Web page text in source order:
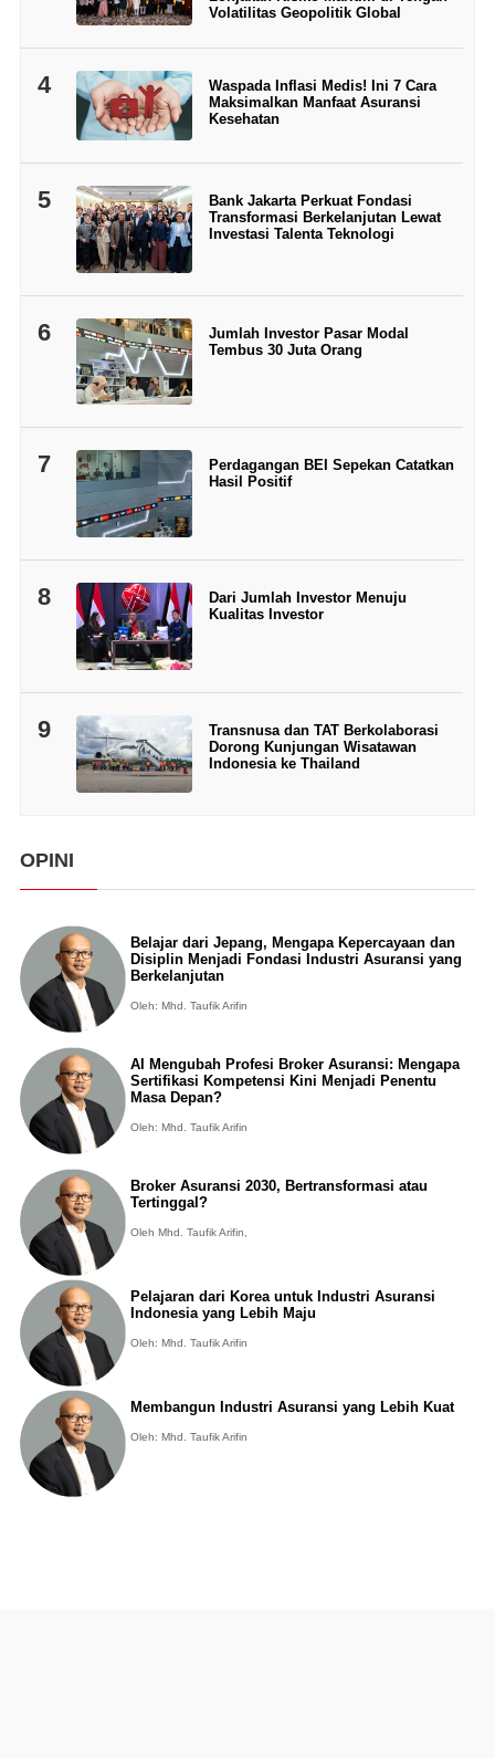
Volatilitas Geopolitik Global
4
Waspada Inflasi Medis! Ini 7 Cara
Maksimalkan Manfaat Asuransi
Kesehatan
5
Bank Jakarta Perkuat Fondasi
Transformasi Berkelanjutan Lewat
Investasi Talenta Teknologi
6
Jumlah Investor Pasar Modal
Tembus 30 Juta Orang
7
Perdagangan BEI Sepekan Catatkan
Hasil Positif
8
Dari Jumlah Investor Menuju
Kualitas Investor
9
Transnusa dan TAT Berkolaborasi
Dorong Kunjungan Wisatawan
Indonesia ke Thailand
OPINI
Belajar dari Jepang, Mengapa Kepercayaan dan
Disiplin Menjadi Fondasi Industri Asuransi yang
Berkelanjutan
Oleh: Mhd. Taufik Arifin
AI Mengubah Profesi Broker Asuransi: Mengapa
Sertifikasi Kompetensi Kini Menjadi Penentu
Masa Depan?
Oleh: Mhd. Taufik Arifin
Broker Asuransi 2030, Bertransformasi atau
Tertinggal?
Oleh Mhd. Taufik Arifin,
Pelajaran dari Korea untuk Industri Asuransi
Indonesia yang Lebih Maju
Oleh: Mhd. Taufik Arifin
Membangun Industri Asuransi yang Lebih Kuat
Oleh: Mhd. Taufik Arifin